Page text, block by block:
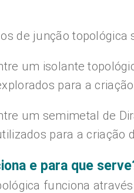
de junção topológica
um isolante
para a
um semimetal de
para a criação
e para que
funciona